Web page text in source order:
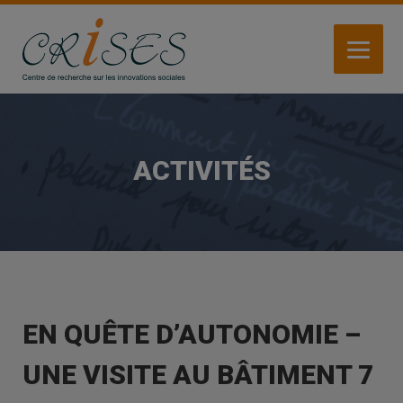
Aller
contenu
principal
ACTIVITÉS
EN QUÊTE D’AUTONOMIE –
UNE VISITE AU BÂTIMENT 7